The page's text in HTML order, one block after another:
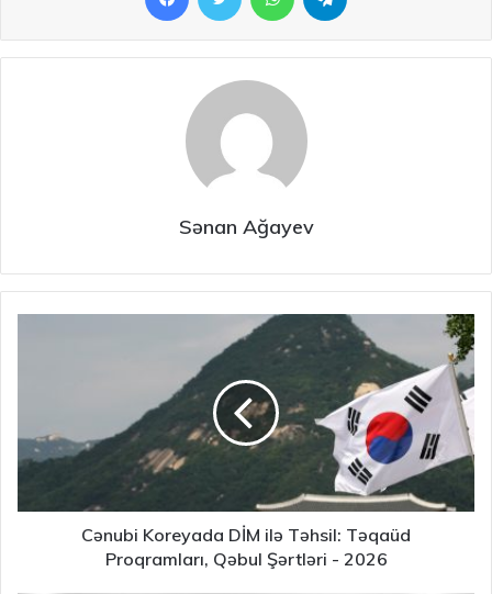
Sənan Ağayev
Cənubi Koreyada DİM ilə Təhsil: Təqaüd
Proqramları, Qəbul Şərtləri - 2026